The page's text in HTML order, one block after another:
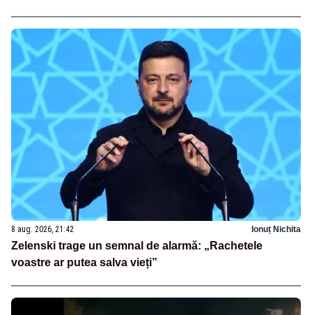
8 aug. 2026, 21:42 Ionuț Nichita
Zelenski trage un semnal de alarmă: „Rachetele
voastre ar putea salva vieți”